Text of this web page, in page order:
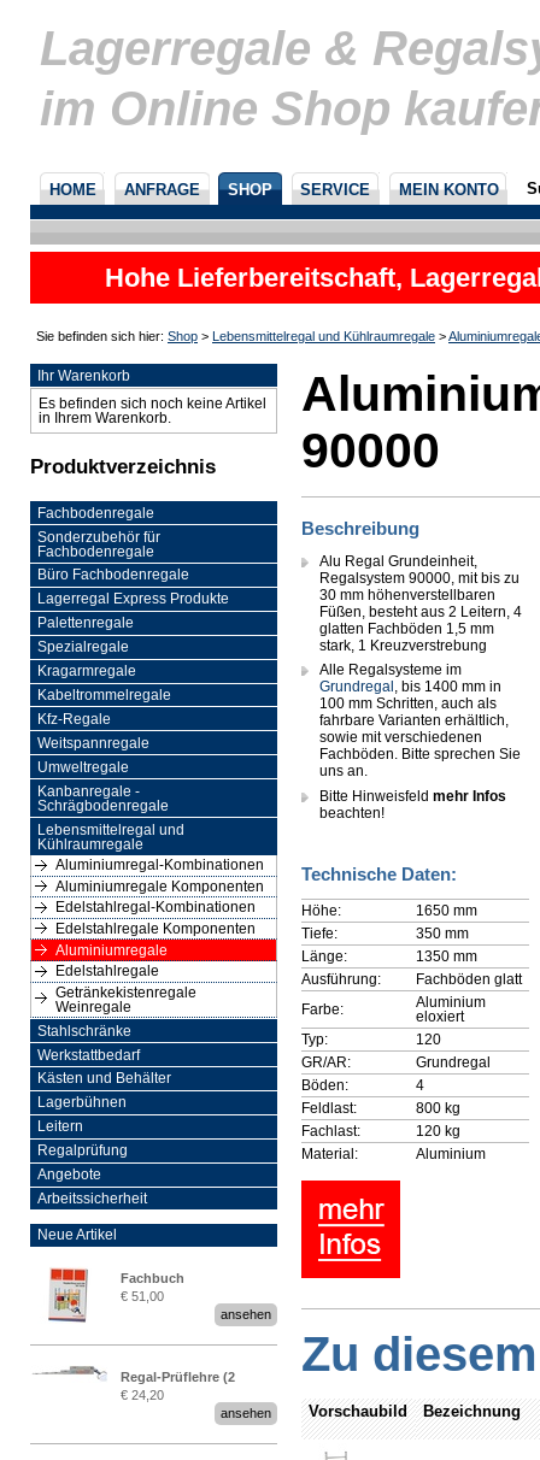
Lagerregale &
im Online Shop
HOME ANFRAGE SHOP SERVICE MEIN KONTO
Hohe Lieferbereitschaft,
nicht
Sie befinden sich hier: Shop > Lebensmittelregal und Kühlraumregale >
Ihr Warenkorb
Es befinden sich noch keine Artikel
in Ihrem Warenkorb.
Produktverzeichnis
Fachbodenregale
Sonderzubehör für
Fachbodenregale
Büro Fachbodenregale
Lagerregal Express Produkte
Palettenregale
Spezialregale
Kragarmregale
Kabeltrommelregale
Kfz-Regale
Weitspannregale
Umweltregale
Kanbanregale -
Schrägbodenregale
Lebensmittelregal und
Kühlraumregale
Aluminiumregal-Kombinationen
Aluminiumregale Komponenten
Edelstahlregal-Kombinationen
Edelstahlregale Komponenten
Aluminiumregale
Edelstahlregale
Getränkekistenregale
Weinregale
Stahlschränke
Werkstattbedarf
Kästen und Behälter
Lagerbühnen
Leitern
Regalprüfung
Angebote
Arbeitssicherheit
Neue Artikel
Fachbuch
„Regalprüfung nach DIN
€ 51,00
ansehen
Regal-Prüflehre (2
Stück)
€ 24,20
ansehen
90000
Beschreibung
Alu Regal Grundeinheit,
Regalsystem 90000, mit bis zu
30 mm höhenverstellbaren
Füßen, besteht aus 2 Leitern, 4
glatten Fachböden 1,5 mm
stark, 1 Kreuzverstrebung
Alle Regalsysteme im
Grundregal , bis 1400 mm in
100 mm Schritten, auch als
fahrbare Varianten erhältlich,
sowie mit verschiedenen
Fachböden. Bitte sprechen Sie
uns an.
Bitte Hinweisfeld mehr Infos
beachten!
Technische Daten:
Höhe:
1650 mm
Tiefe:
350 mm
Länge:
1350 mm
Ausführung:
Fachböden glatt
Farbe:
Aluminium
eloxiert
Typ:
120
GR/AR:
Grundregal
Böden:
4
Feldlast:
800 kg
Fachlast:
120 kg
Material:
Aluminium
Zu
Vorschaubild Bezeichnung